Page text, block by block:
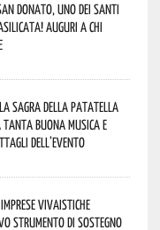
Donato, uno dei Santi
Auguri a chi
Sagra della Patatella
tanta buona musica e
dell’evento
vivaistiche
strumento di sostegno